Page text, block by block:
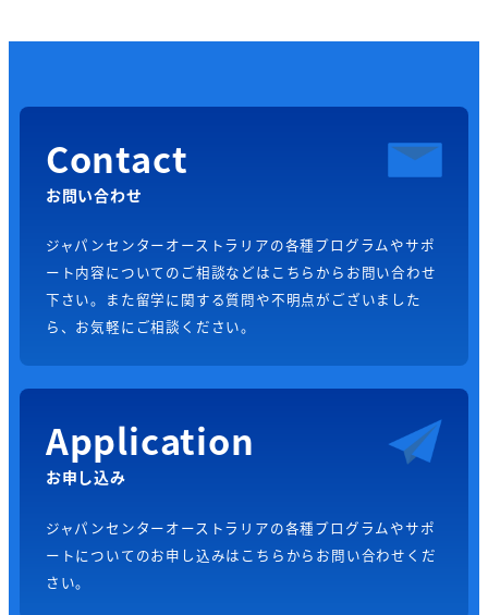
Contact
お問い合わせ
ジャパンセンターオーストラリアの各種プログラムやサポ
ート内容についてのご相談などはこちらからお問い合わせ
下さい。また留学に関する質問や不明点がございました
ら、お気軽にご相談ください。
Application
お申し込み
ジャパンセンターオーストラリアの各種プログラムやサポ
ートについてのお申し込みはこちらからお問い合わせくだ
さい。